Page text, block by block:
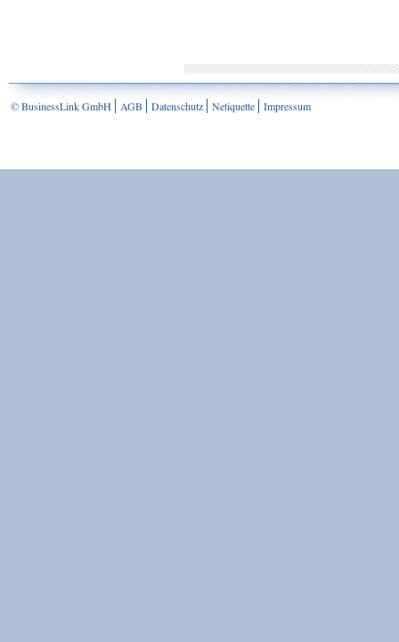
© BusinessLink GmbH AGB Datenschutz Netiquette Impressum